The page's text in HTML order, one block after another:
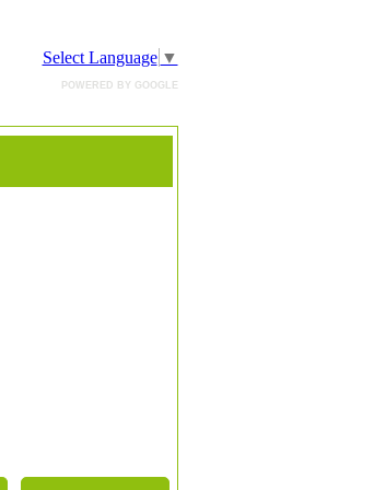
Select Language ▼
POWERED BY GOOGLE